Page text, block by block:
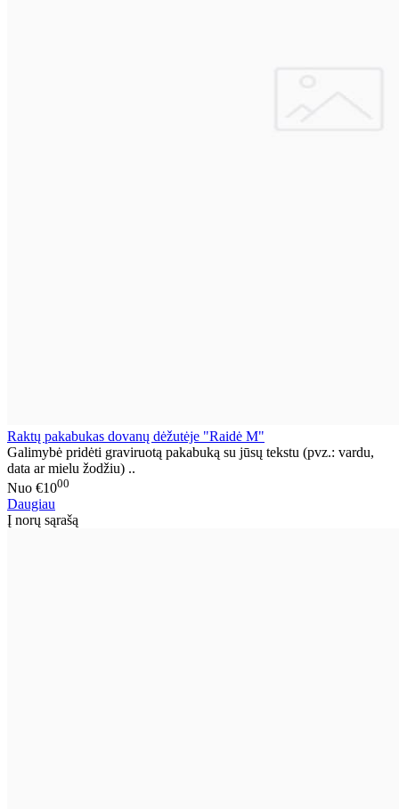
Raktų pakabukas dovanų dėžutėje "Raidė M"
Galimybė pridėti graviruotą pakabuką su jūsų tekstu (pvz.: vardu,
data ar mielu žodžiu) ..
Nuo €1000
Daugiau
Į norų sąrašą